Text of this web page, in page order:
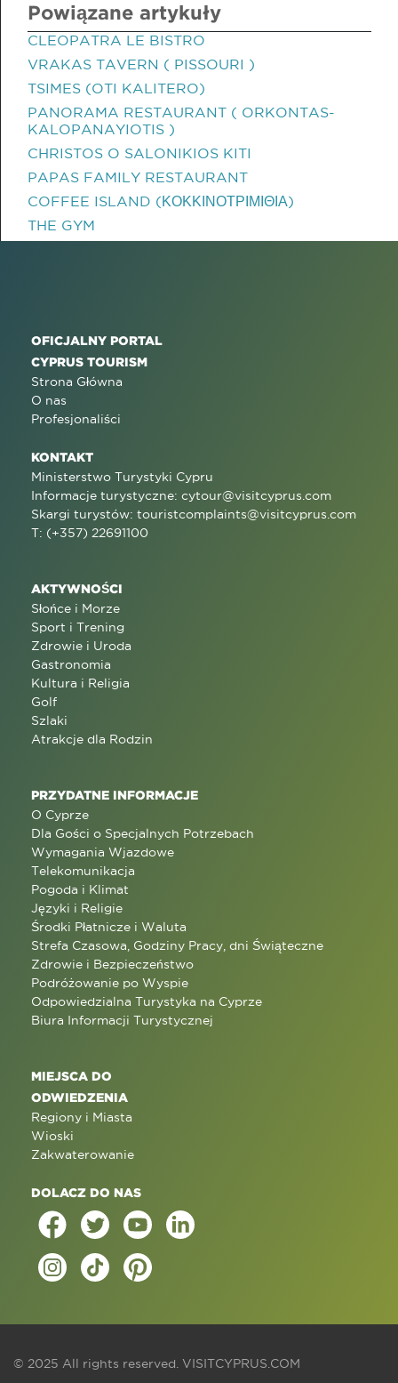
Powiązane artykuły
CLEOPATRA LE BISTRO
VRAKAS TAVERN ( PISSOURI )
TSIMES (OTI KALITERO)
PANORAMA RESTAURANT ( ORKONTAS-
KALOPANAYIOTIS )
CHRISTOS O SALONIKIOS KITI
PAPAS FAMILY RESTAURANT
COFFEE ISLAND (ΚΟΚΚΙΝΟΤΡΙΜΙΘΙΑ)
THE GYM
OFICJALNY PORTAL
CYPRUS TOURISM
Strona Główna
O nas
Profesjonaliści
KONTAKT
Ministerstwo Turystyki Cypru
Informacje turystyczne: cytour@visitcyprus.com
Skargi turystów: touristcomplaints@visitcyprus.com
T: (+357) 22691100
AKTYWNOŚCI
Słońce i Morze
Sport i Trening
Zdrowie i Uroda
Gastronomia
Kultura i Religia
Golf
Szlaki
Atrakcje dla Rodzin
PRZYDATNE INFORMACJE
O Cyprze
Dla Gości o Specjalnych Potrzebach
Wymagania Wjazdowe
Telekomunikacja
Pogoda i Klimat
Języki i Religie
Środki Płatnicze i Waluta
Strefa Czasowa, Godziny Pracy, dni Świąteczne
Zdrowie i Bezpieczeństwo
Podróżowanie po Wyspie
Odpowiedzialna Turystyka na Cyprze
Biura Informacji Turystycznej
MIEJSCA DO
ODWIEDZENIA
Regiony i Miasta
Wioski
Zakwaterowanie
DOLACZ DO NAS
© 2025 All rights reserved. VISITCYPRUS.COM